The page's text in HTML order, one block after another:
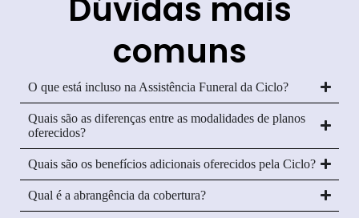
Dúvidas mais
comuns
O que está incluso na Assistência Funeral da Ciclo?
Quais são as diferenças entre as modalidades de planos
oferecidos?
Quais são os benefícios adicionais oferecidos pela Ciclo?
Qual é a abrangência da cobertura?